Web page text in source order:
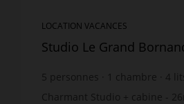
LOCATION VACANCES
Studio Le Grand
5 personnes chambre 4
Charmant Studio + cabine -